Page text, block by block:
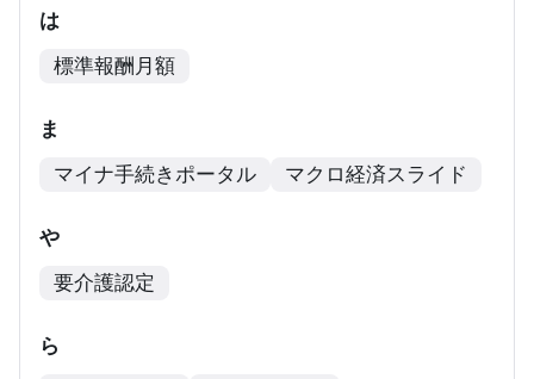
は
標準報酬月額
ま
マイナ手続きポータル
マクロ経済スライド
や
要介護認定
ら